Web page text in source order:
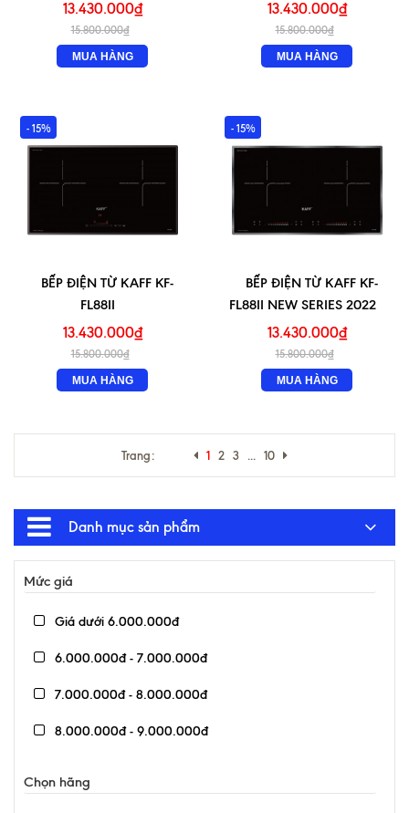
13.430.000₫
15.800.000₫
MUA HÀNG
13.430.000₫
15.800.000₫
MUA HÀNG
- 15%
BẾP ĐIỆN TỪ KAFF KF-
FL88II
13.430.000₫
15.800.000₫
MUA HÀNG
- 15%
BẾP ĐIỆN TỪ KAFF KF-
FL88II NEW SERIES 2022
13.430.000₫
15.800.000₫
MUA HÀNG
Trang: 1 2 3 ... 10
Danh mục sản phẩm
Mức giá
Giá dưới 6.000.000đ
6.000.000đ - 7.000.000đ
7.000.000đ - 8.000.000đ
8.000.000đ - 9.000.000đ
Chọn hãng